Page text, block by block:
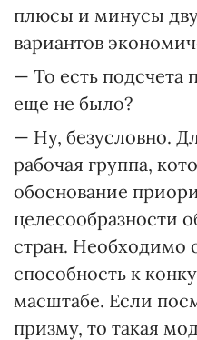
плюсы и минусы
вариантов
— То есть подсчета
еще не было?
— Ну, безусловно.
рабочая группа,
обоснование
целесообразности
стран. Необходимо
способность к
масштабе. Если
призму, то такая